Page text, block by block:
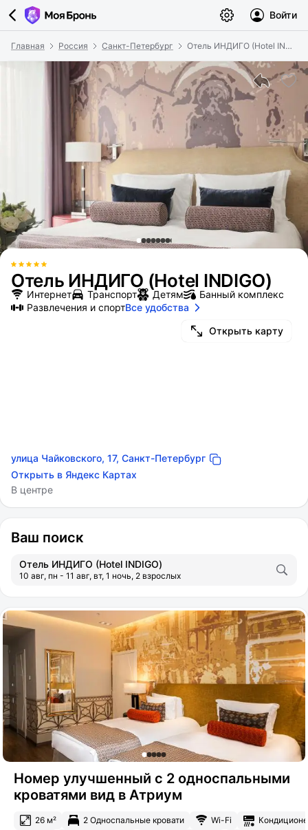
Войти
Главная Россия Санкт-Петербург Отель ИНДИГО (Hotel INDIGO)
Отель ИНДИГО (Hotel INDIGO)
Открыть карту
улица Чайковского, 17, Санкт-Петербург
Открыть в Яндекс Картах
В центре
Интернет Транспорт Детям
Банный комплекс
Развлечения и спортВсе удобства
Ваш поиск
Отель ИНДИГО (Hotel INDIGO)
10 авг, пн - 11 авг, вт, 1 ночь, 2 взрослых
Номер улучшенный с 2 односпальными
кроватями вид в Атриум
26 м² 2 Односпальные кровати Wi-Fi